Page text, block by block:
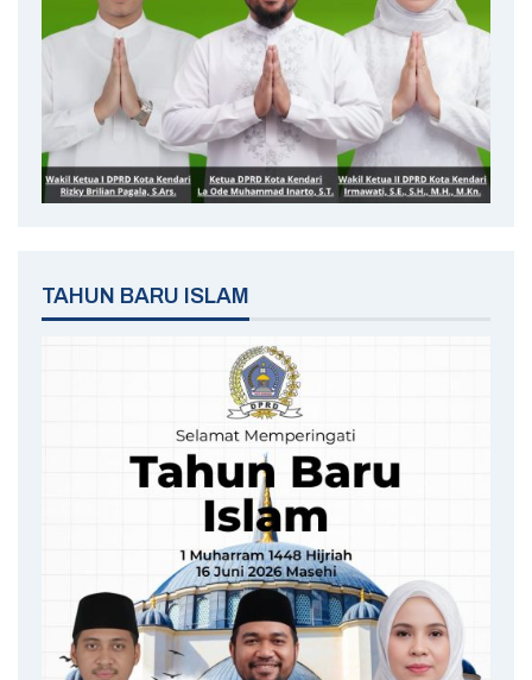
TAHUN BARU ISLAM